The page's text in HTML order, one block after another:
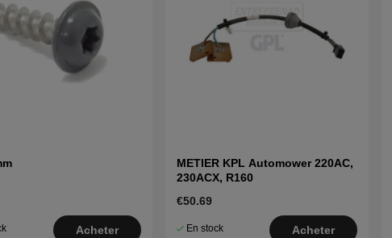
Acheter
METIER KPL Automower 220AC,
230ACX, R160
€50.69
En stock Acheter